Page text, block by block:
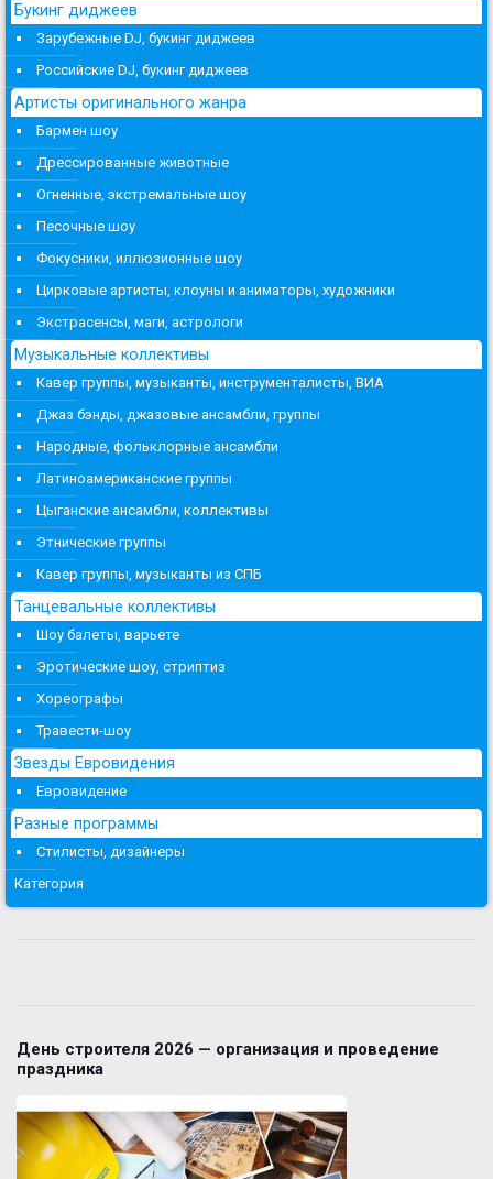
Букинг диджеев
Зарубежные DJ, букинг диджеев
Российские DJ, букинг диджеев
Артисты оригинального жанра
Бармен шоу
Дрессированные животные
Огненные, экстремальные шоу
Песочные шоу
Фокусники, иллюзионные шоу
Цирковые артисты, клоуны и аниматоры, художники
Экстрасенсы, маги, астрологи
Музыкальные коллективы
Кавер группы, музыканты, инструменталисты, ВИА
Джаз бэнды, джазовые ансамбли, группы
Народные, фольклорные ансамбли
Латиноамериканские группы
Цыганские ансамбли, коллективы
Этнические группы
Кавер группы, музыканты из СПБ
Танцевальные коллективы
Шоу балеты, варьете
Эротические шоу, стриптиз
Хореографы
Травести-шоу
Звезды Евровидения
Евровидение
Разные программы
Стилисты, дизайнеры
Категория
День строителя 2026 — организация и проведение
праздника